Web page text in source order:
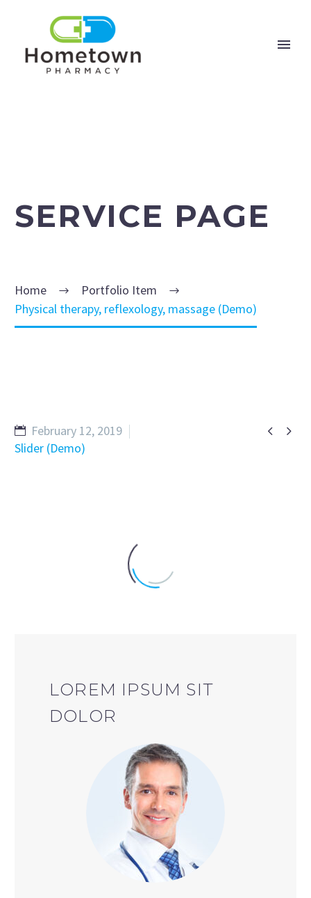
SERVICE PAGE
Home
Portfolio Item
Physical therapy, reflexology, massage (Demo)
 
February 12, 2019
Slider (Demo)
LOREM IPSUM SIT
DOLOR